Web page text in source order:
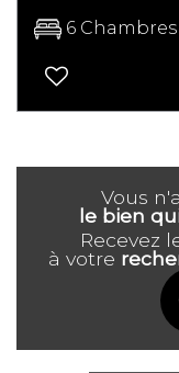
6 Chambres
Vous
le bien
Recevez
à votre